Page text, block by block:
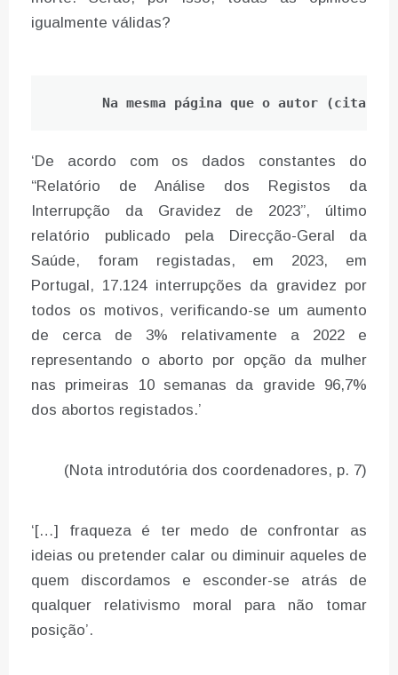
igualmente válidas?
Na mesma página que o autor
‘De acordo com os dados constantes do
“Relatório de Análise dos Registos da
Interrupção da Gravidez de 2023”, último
relatório publicado pela Direcção-Geral da
Saúde, foram registadas, em 2023, em
Portugal, 17.124 interrupções da gravidez por
todos os motivos, verificando-se um aumento
de cerca de 3% relativamente a 2022 e
representando o aborto por opção da mulher
nas primeiras 10 semanas da gravide 96,7%
dos abortos registados.’
(Nota introdutória dos coordenadores, p. 7)
‘[…] fraqueza é ter medo de confrontar as
ideias ou pretender calar ou diminuir aqueles de
quem discordamos e esconder-se atrás de
qualquer relativismo moral para não tomar
posição’.